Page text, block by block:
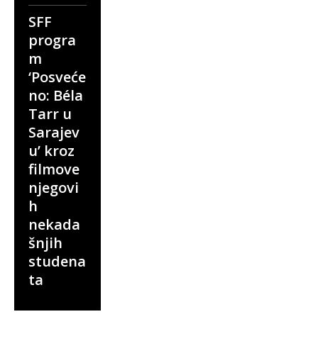
SFF
progra
m
‘Posveće
no: Béla
Tarr u
Sarajev
u’ kroz
filmove
njegovi
h
nekada
šnjih
studena
ta